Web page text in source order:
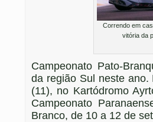
Correndo em
vitória da
Campeonato Pato-
da região Sul neste
(11), no Kartódromo
Campeonato
Branco, de 10 a 12 de